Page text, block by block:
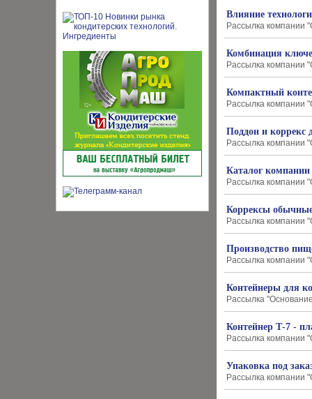
Влияние
Рассылка компании
Комбинация
Рассылка компании
Компактный
Рассылка компании
Поддон и коррекс
Рассылка компании
Каталог
Рассылка компании
Коррексы
Рассылка компании
Производство
Рассылка компании
Контейнеры для
Рассылка
Контейнер Т-7 -
Рассылка компании
Упаковка под
Рассылка компании